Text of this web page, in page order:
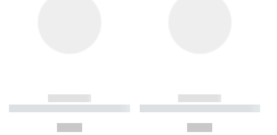
------------
----------- ----------- ----------
------------
----------- ----------- ----------